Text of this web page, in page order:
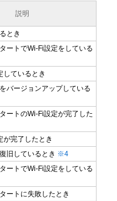
説明
とき
ートでWi-Fi設定をしている
しているとき
バージョンアップしている
ートのWi-Fi設定が完了した
が完了したとき
旧しているとき ※4
ートでWi-Fi設定をしている
ートに失敗したとき